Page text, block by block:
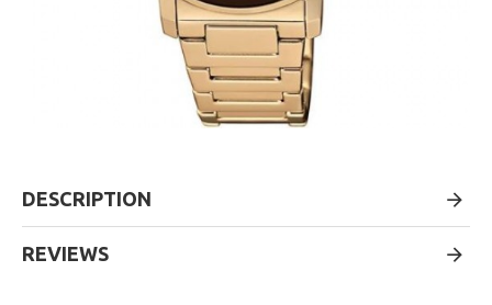
DESCRIPTION
REVIEWS